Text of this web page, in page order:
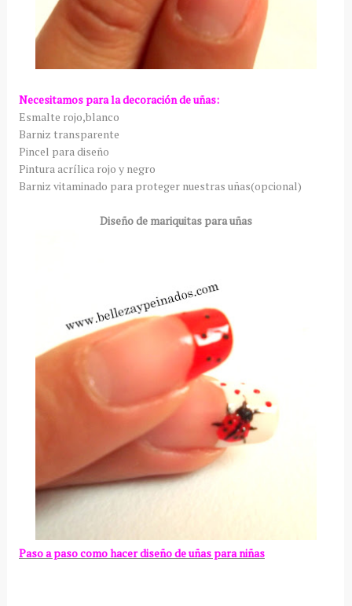
Necesitamos para la decoración de uñas:
Esmalte rojo,blanco
Barniz transparente
Pincel para diseño
Pintura acrílica rojo y negro
Barniz vitaminado para proteger nuestras uñas(opcional)
Diseño de mariquitas para uñas
Paso a paso como hacer diseño de uñas para niñas